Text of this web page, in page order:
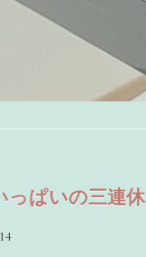
っぱいの三連休